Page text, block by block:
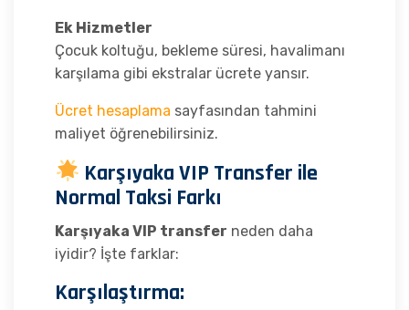
Ek Hizmetler
Çocuk koltuğu, bekleme süresi, havalimanı
karşılama gibi ekstralar ücrete yansır.
Ücret hesaplama sayfasından tahmini
maliyet öğrenebilirsiniz.
Karşıyaka VIP Transfer ile
Normal Taksi Farkı
Karşıyaka VIP transfer neden daha
iyidir? İşte farklar:
Karşılaştırma: